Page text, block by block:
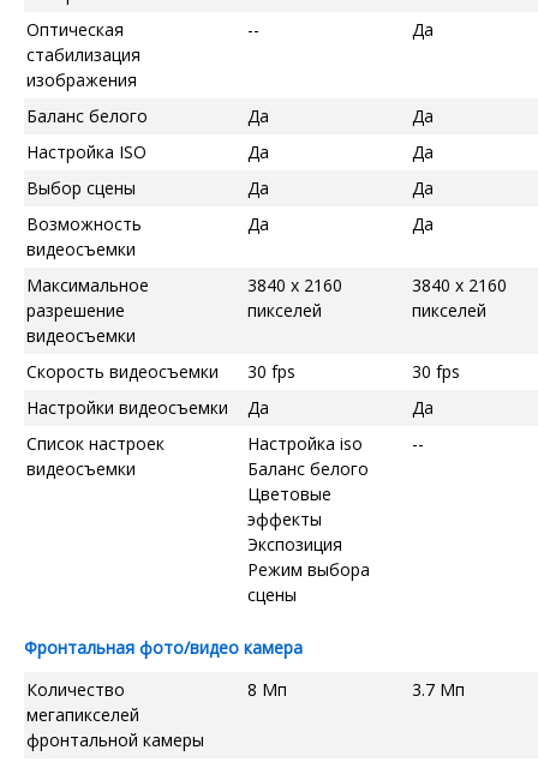
Оптическая
стабилизация
изображения
-- Да
Баланс белого Да
Да
Настройка ISO
Да
Да
Выбор сцены
Да
Да
Возможность
видеосъемки
Да Да
Максимальное
разрешение
видеосъемки
3840 x 2160
пикселей
3840 x 2160
пикселей
Скорость видеосъемки 30 fps
30 fps
Настройки видеосъемки
Да
Да
Список настроек
видеосъемки
Настройка iso
Баланс белого
Цветовые
эффекты
Экспозиция
Режим выбора
сцены
--
Фронтальная фото/видео камера
Количество
мегапикселей
фронтальной камеры
8 Мп 3.7 Мп